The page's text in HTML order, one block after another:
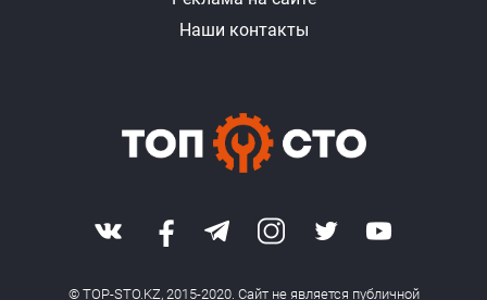
Наши контакты
© TOP-STO.KZ, 2015-2020. Сайт не является публичной